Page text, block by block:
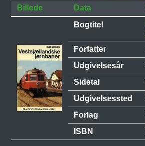
Billede
Data
Bogtitel
Forfatter
Udgivelsesår
Sidetal
Udgivelsessted
Forlag
ISBN